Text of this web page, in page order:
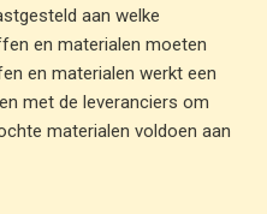
aan welke
en materialen moeten
en materialen werkt een
met de leveranciers om
materialen voldoen aan